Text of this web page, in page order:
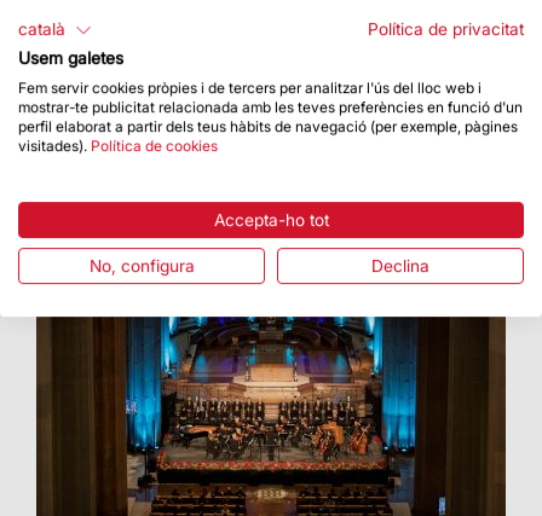
Concepció, es compleix un any de la
inauguració de la torre de la Mare de Déu
català
Política de privacitat
Usem galetes
Fem servir cookies pròpies i de tercers per analitzar l'ús del lloc web i
mostrar-te publicitat relacionada amb les teves preferències en funció d'un
perfil elaborat a partir dels teus hàbits de navegació (per exemple, pàgines
visitades). Política de cookies
Accepta-ho tot
No, configura Declina